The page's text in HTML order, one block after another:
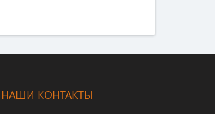
НАШИ КОНТАКТЫ